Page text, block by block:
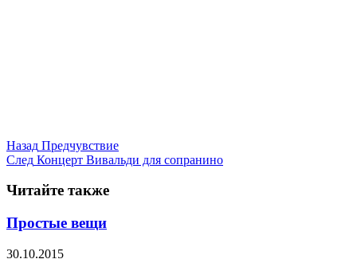
Назад Предчувствие
След Концерт Вивальди для сопранино
Читайте также
Простые вещи
30.10.2015